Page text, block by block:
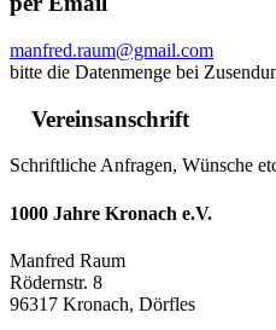
manfred.raum@gmail.com
bitte die Datenmenge bei
Vereinsanschrift
Schriftliche Anfragen, Wünsche
1000 Jahre Kronach e.V.
Manfred Raum
Rödernstr. 8
96317 Kronach, Dörfles